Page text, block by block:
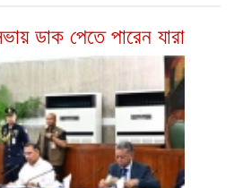
ডাক পেতে পারেন যারা